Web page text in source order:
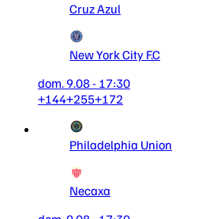
Cruz Azul
New York City F.C
dom. 9.08 - 17:30
+144+255+172
Philadelphia Union
Necaxa